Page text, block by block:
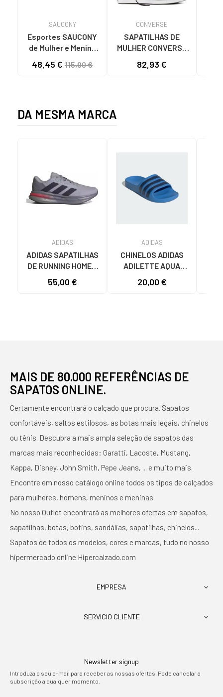
SAUCONY
Esportes SAUCONY
de Mulher e Menina
DEPORTIVAS JAZZ
48,45 € 115,00 €
CONVERSE
SAPATILHAS DE
MULHER CONVERSE
TAYLOR ALL STAR
82,93 €
DA MESMA MARCA
ADIDAS
ADIDAS SAPATILHAS
DE RUNNING HOMEM
CINZENTO VARIOS
55,00 €
ADIDAS
CHINELOS ADIDAS
ADILETTE AQUA
AZUL AZUL
20,00 €
MAIS DE 80.000 REFERÊNCIAS DE
SAPATOS ONLINE.
Certamente encontrará o calçado que procura. Sapatos
confortáveis, saltos estilosos, as botas mais legais, chinelos
ou tênis. Descubra a mais ampla seleção de sapatos das
marcas mais reconhecidas: Garatti, Lacoste, Mustang,
Kappa, Disney, John Smith, Pepe Jeans, ... e muito mais.
Encontre em nosso catálogo online todos os tipos de calçados
para mulheres, homens, meninos e meninas.
No nosso Outlet encontrará as melhores ofertas em sapatos,
sapatilhas, botas, botins, sandálias, sapatilhas, chinelos...
Sapatos de todos os modelos, cores e marcas, tudo no nosso
hipermercado online Hipercalzado.com
EMPRESA 
SERVICIO CLIENTE 
Newsletter signup
Introduza o seu e-mail para receber as nossas ofertas. Pode cancelar a
subscrição a qualquer momento.